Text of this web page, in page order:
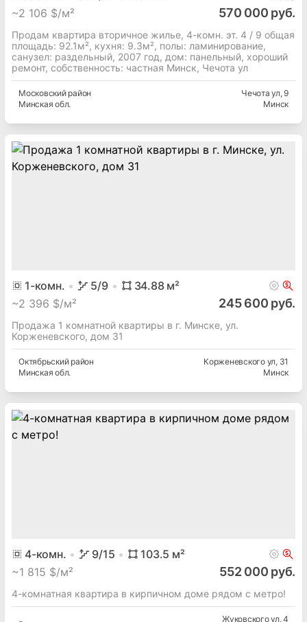
~2 106 $/м² 570 000 руб.
Продам квартира вторичное жилье, 4-комн. эт. 4 / 9 общая
площадь: 92.1м², кухня: 9.3м², полы: ламинирование,
cанузел: раздельный, 2007 год, дом: панельный, хороший
ремонт, собственность: частная Минск, Чечота ул
Московскийрайон
Минская обл.
Чечота ул, 9
Минск
1-комн. 5/9 34.88 м²
~2 396 $/м² 245 600 руб.
Продажа 1 комнатной квартиры в г. Минске, ул.
Корженевского, дом 31
Октябрьский район
Минская обл.
Корженевского ул, 31
Минск
4-комн. 9/15 103.5 м²
~1 815 $/м² 552 000 руб.
4-комнатная квартира в кирпичном доме рядом с метро!
Жуковского ул, 4